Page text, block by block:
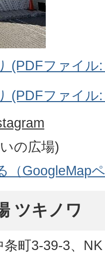
(PDFファイル
(PDFファイル
（GoogleMap
ツキノワ
町3-39-3、